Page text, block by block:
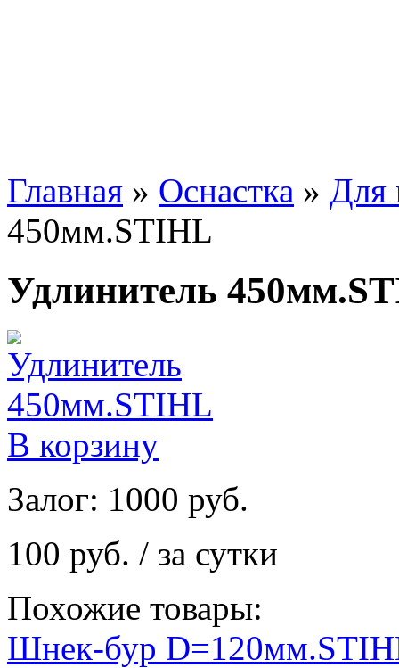
Главная » Оснастка » Для
450мм.STIHL
Удлинитель
В корзину
Залог: 1000 руб.
100 руб. / за сутки
Похожие товары:
Шнек-бур